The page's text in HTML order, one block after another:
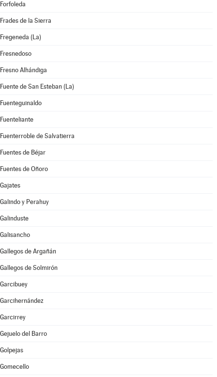
Forfoleda
Frades de la Sierra
Fregeneda (La)
Fresnedoso
Fresno Alhándiga
Fuente de San Esteban (La)
Fuenteguinaldo
Fuenteliante
Fuenterroble de Salvatierra
Fuentes de Béjar
Fuentes de Oñoro
Gajates
Galindo y Perahuy
Galinduste
Galisancho
Gallegos de Argañán
Gallegos de Solmirón
Garcibuey
Garcihernández
Garcirrey
Gejuelo del Barro
Golpejas
Gomecello